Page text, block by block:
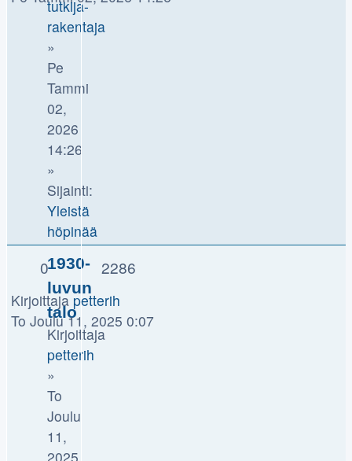
tutkija-
rakentaja
»
Pe
Tammi
02,
2026
14:26
»
Sijainti:
Yleistä
höpinää
1930-
luvun
talo
Kirjoittaja
petterih
»
To
Joulu
11,
2025
0 2286
Kirjoittaja petterih
To Joulu 11, 2025 0:07